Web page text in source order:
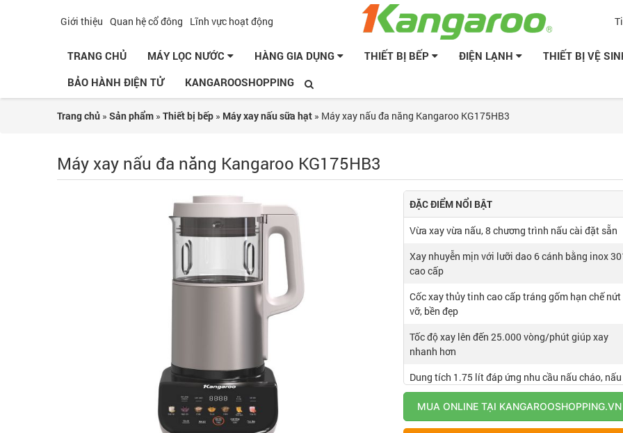
Giới thiệu Quan hệ cổ đông Lĩnh vực hoạt động
TRANG CHỦ MÁY LỌC NƯỚC HÀNG GIA DỤNG THIẾT BỊ BẾP ĐIỆN LẠNH THIẾT BỊ VỆ
BẢO HÀNH ĐIỆN TỬ
KANGAROOSHOPPING
Trang chủ »Sản phẩm »Thiết bị bếp » Máy xay nấu sữa hạt » Máy xay nấu đa năng Kangaroo KG175HB3
Máy xay nấu đa năng Kangaroo KG175HB3
ĐẶC ĐIỂM NỔI BẬT
Vừa xay vừa nấu, 8 chương trình nấu cài đặt sẵn
Xay nhuyễn mịn với lưỡi dao 6 cánh bằng inox
cao cấp
Cốc xay thủy tinh cao cấp tráng gốm hạn chế nứt
vỡ, bền đẹp
Tốc độ xay lên đến 25.000 vòng/phút giúp xay
nhanh hơn
Dung tích 1.75 lít đáp ứng nhu cầu nấu cháo, nấu
sữa cho cả nhà
MUA ONLINE TẠI KANGAROOSHOPPING.VN